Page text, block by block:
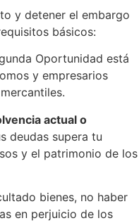
y detener el embargo
básicos:
Oportunidad está
y empresarios
actual o
deudas supera tu
y el patrimonio de los
bienes, no haber
en perjuicio de los